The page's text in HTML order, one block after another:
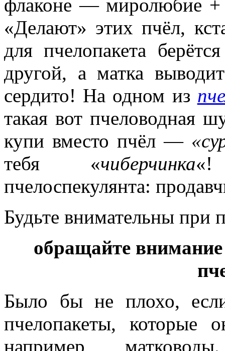
флаконе — миролюбие +
«Делают» этих пчёл,
для пчелопакета
другой, а матка
сердито! На одном из
такая вот пчеловодная
купи вместо пчёл —
тебя «чиберчинка«!
пчелоспекулянта:
Будьте внимательны при
обращайте
Было бы не плохо,
пчелопакеты, которые
например,